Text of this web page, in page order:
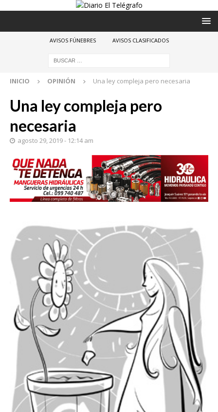
AVISOS FÚNEBRES AVISOS CLASIFICADOS
INICIO OPINIÓN Una ley compleja pero necesaria
Una ley compleja pero
necesaria
agosto 29, 2019 - 12:14 am